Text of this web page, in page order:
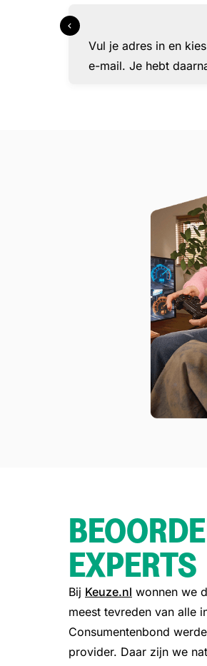
Vul je adres in en
e-mail. Je hebt
EXPERTS
Bij Keuze.nl wonnen we
meest tevreden van alle
Consumentenbond
provider. Daar zijn we